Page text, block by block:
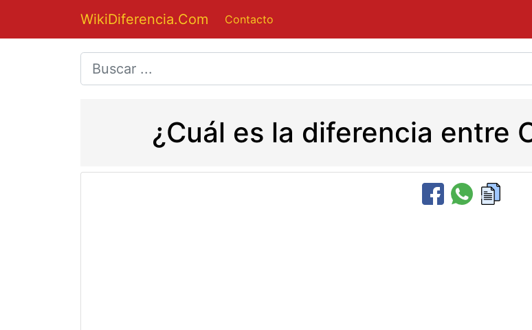
WikiDiferencia.Com Contacto
¿Cuál es la diferencia entre